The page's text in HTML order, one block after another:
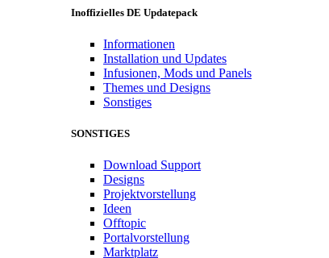
Inoffizielles DE Updatepack
Informationen
Installation und Updates
Infusionen, Mods und Panels
Themes und Designs
Sonstiges
SONSTIGES
Download Support
Designs
Projektvorstellung
Ideen
Offtopic
Portalvorstellung
Marktplatz